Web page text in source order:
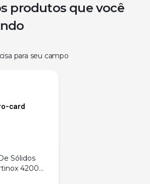
produtos que você
para seu campo
Sólidos
4200